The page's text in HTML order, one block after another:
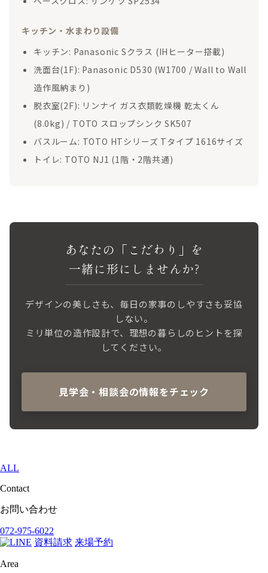
キッチン・水まわり設備
キッチン: Panasonic Sクラス (IHヒーター搭載)
洗面台(1F): Panasonic D530 (W1700 / Wall to Wall
造作風納まり)
脱衣室(2F): リンナイ ガス衣類乾燥機 乾太くん
(8.0kg) / TOTO スロップシンク SK507
バスルーム: TOTO HTシリーズ Tタイプ 1616サイズ
トイレ: TOTO NJ1 (1階・2階共通)
あなたの「こだわり」を
一緒に形にしませんか?
デザインの美しさも、毎日の家事のしやすさも妥協
しない。
ミリ単位の造作設計で、理想の暮らしのヒントを探
してください。
見学会・相談会の情報をチェック
ALL
Contact
お問い合わせ
072-975-6022
資料請求 来場予約
Area